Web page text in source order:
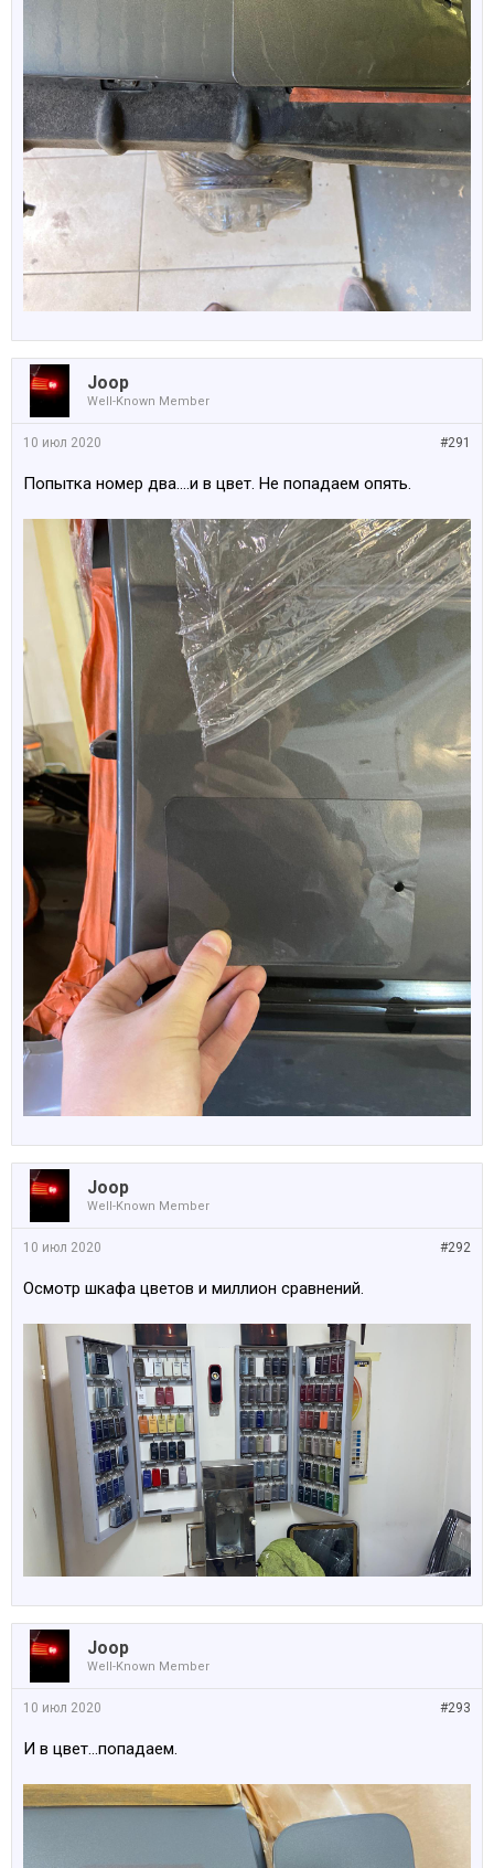
Joop
Well-Known Member
#291
10 июл 2020
Попытка номер два....и в цвет. Не попадаем опять.
Joop
Well-Known Member
#292
10 июл 2020
Осмотр шкафа цветов и миллион сравнений.
Joop
Well-Known Member
#293
10 июл 2020
И в цвет...попадаем.